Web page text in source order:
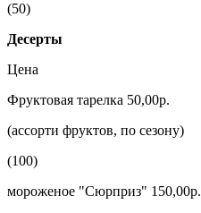
(50)
Десерты
Цена
Фруктовая тарелка 50,00р.
(ассорти фруктов, по сезону)
(100)
мороженое "Сюрприз" 150,00р.